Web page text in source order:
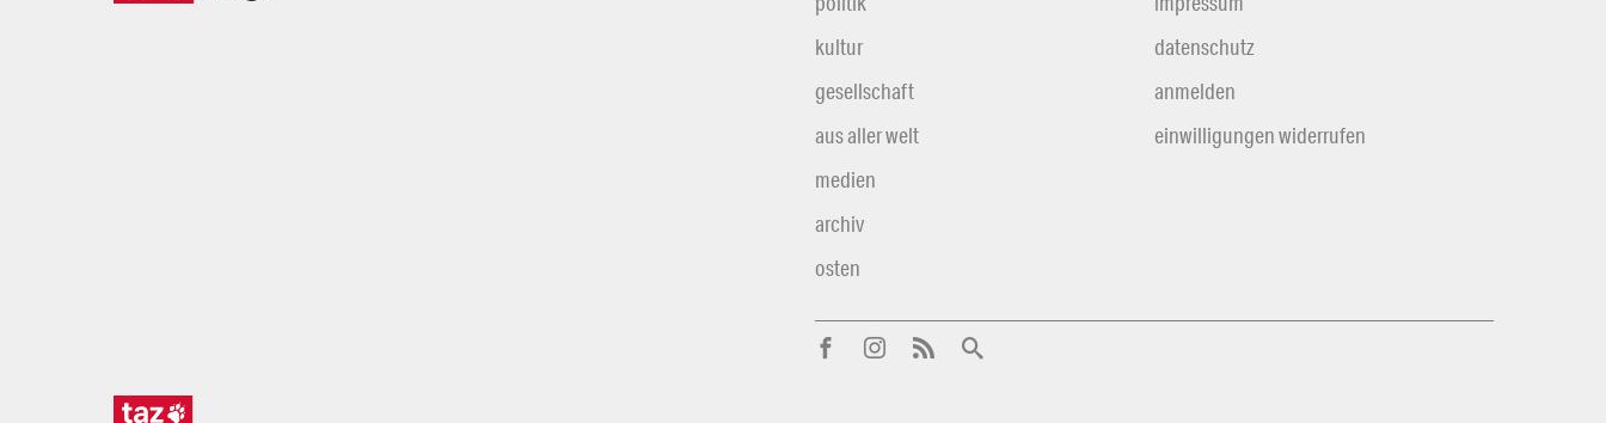
kultur
gesellschaft
aus aller welt
medien
archiv
osten
datenschutz
anmelden
einwilligungen widerrufen